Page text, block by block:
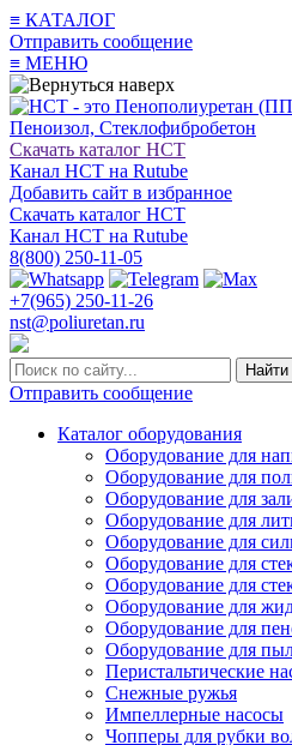
≡ КАТАЛОГ
Отправить сообщение
≡ МЕНЮ
Скачать каталог НСТ
Канал НСТ на Rutube
Добавить сайт в избранное
Скачать каталог НСТ
Канал НСТ на Rutube
8(800) 250-11-05
+7(965) 250-11-26
nst@poliuretan.ru
Найти
Отправить сообщение
Каталог оборудования
Оборудование для
Оборудование для
Оборудование для
Оборудование для
Оборудование для
Оборудование для
Оборудование для
Оборудование для
Оборудование для
Оборудование для
Перистальтические
Снежные ружья
Импеллерные насосы
Чопперы для рубки